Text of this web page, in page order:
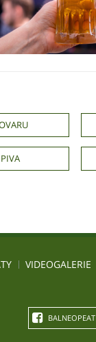
VIDEOGALERIE